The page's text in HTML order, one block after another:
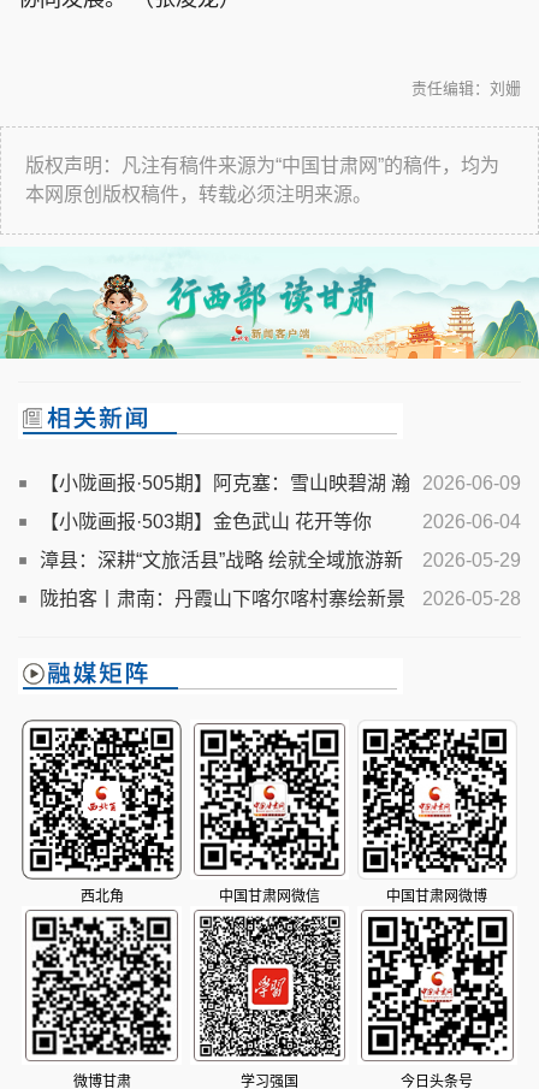
责任编辑：刘姗
版权声明：凡注有稿件来源为“中国甘肃网”的稿件，均为
本网原创版权稿件，转载必须注明来源。
2026-06-09
【小陇画报·505期】阿克塞：雪山映碧湖 瀚
海起新绿
2026-06-04
【小陇画报·503期】金色武山 花开等你
2026-05-29
漳县：深耕“文旅活县”战略 绘就全域旅游新
画卷
2026-05-28
陇拍客丨肃南：丹霞山下喀尔喀村寨绘新景
西北角 中国甘肃网微信 中国甘肃网微博
微博甘肃 学习强国 今日头条号